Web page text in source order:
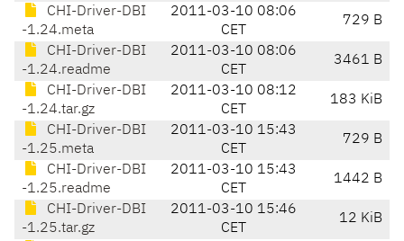
CHI-Driver-DBI
-1.24.meta
2011-03-10 08:06
CET
729 B
CHI-Driver-DBI
-1.24.readme
2011-03-10 08:06
CET
3461 B
CHI-Driver-DBI
-1.24.tar.gz
2011-03-10 08:12
CET
183 KiB
CHI-Driver-DBI
-1.25.meta
2011-03-10 15:43
CET
729 B
CHI-Driver-DBI
-1.25.readme
2011-03-10 15:43
CET
1442 B
CHI-Driver-DBI
-1.25.tar.gz
2011-03-10 15:46
CET
12 KiB